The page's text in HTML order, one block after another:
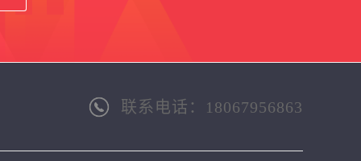
联系电话：18067956863